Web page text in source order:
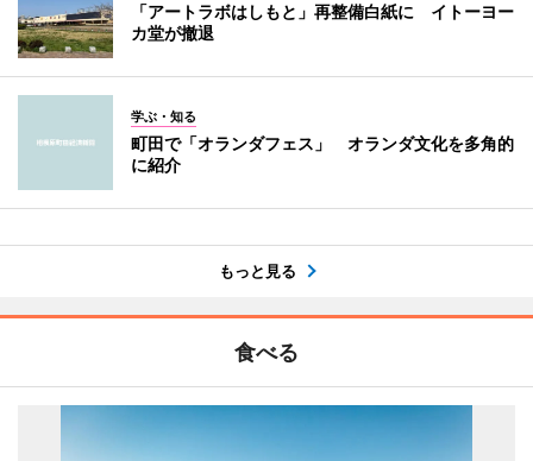
「アートラボはしもと」再整備白紙に イトーヨー
カ堂が撤退
学ぶ・知る
町田で「オランダフェス」 オランダ文化を多角的
に紹介
もっと見る
食べる